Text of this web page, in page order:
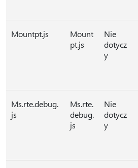
Mountpt.js
Mount
pt.js
Nie
dotycz
y
Ms.rte.debug.
js
Ms.rte.
debug.
js
Nie
dotycz
y